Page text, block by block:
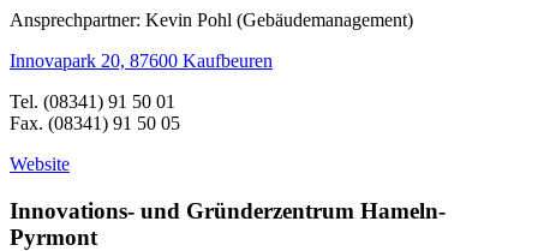
Ansprechpartner: Kevin Pohl (Gebäudemanagement)
Innovapark 20, 87600 Kaufbeuren
Tel. (08341) 91 50 01
Fax. (08341) 91 50 05
Website
Innovations- und Gründerzentrum Hameln-
Pyrmont